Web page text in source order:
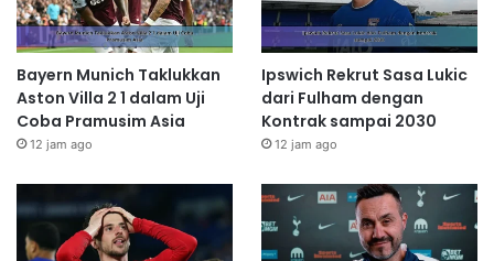
Bayern Munich Taklukkan
Aston Villa 2 1 dalam Uji
Coba Pramusim Asia
12 jam ago
Ipswich Rekrut Sasa Lukic
dari Fulham dengan
Kontrak sampai 2030
12 jam ago